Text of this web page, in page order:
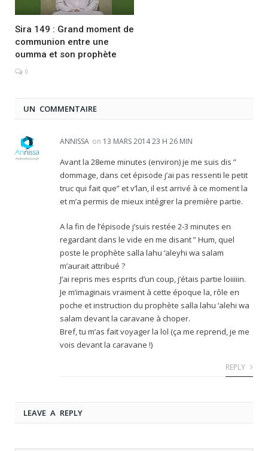
Sira 149 : Grand moment de
communion entre une
oumma et son prophète
0
UN COMMENTAIRE
ANNISSA on 13 MARS 2014 23 H 26 MIN
Avant la 28eme minutes (environ) je me suis dis ”
dommage, dans cet épisode j’ai pas ressenti le petit
truc qui fait que” et v’lan, il est arrivé à ce moment la
et m’a permis de mieux intégrer la première partie.
A la fin de l’épisode j’suis restée 2-3 minutes en
regardant dans le vide en me disant ” Hum, quel
poste le prophète salla lahu ‘aleyhi wa salam
m’aurait attribué ?
J’ai repris mes esprits d’un coup, j’étais partie loiiiiin.
Je m’imaginais vraiment à cette époque la, rôle en
poche et instruction du prophète salla lahu ‘alehi wa
salam devant la caravane à choper.
Bref, tu m’as fait voyager la lol (ça me reprend, je me
vois devant la caravane !)
REPLY
LEAVE A REPLY